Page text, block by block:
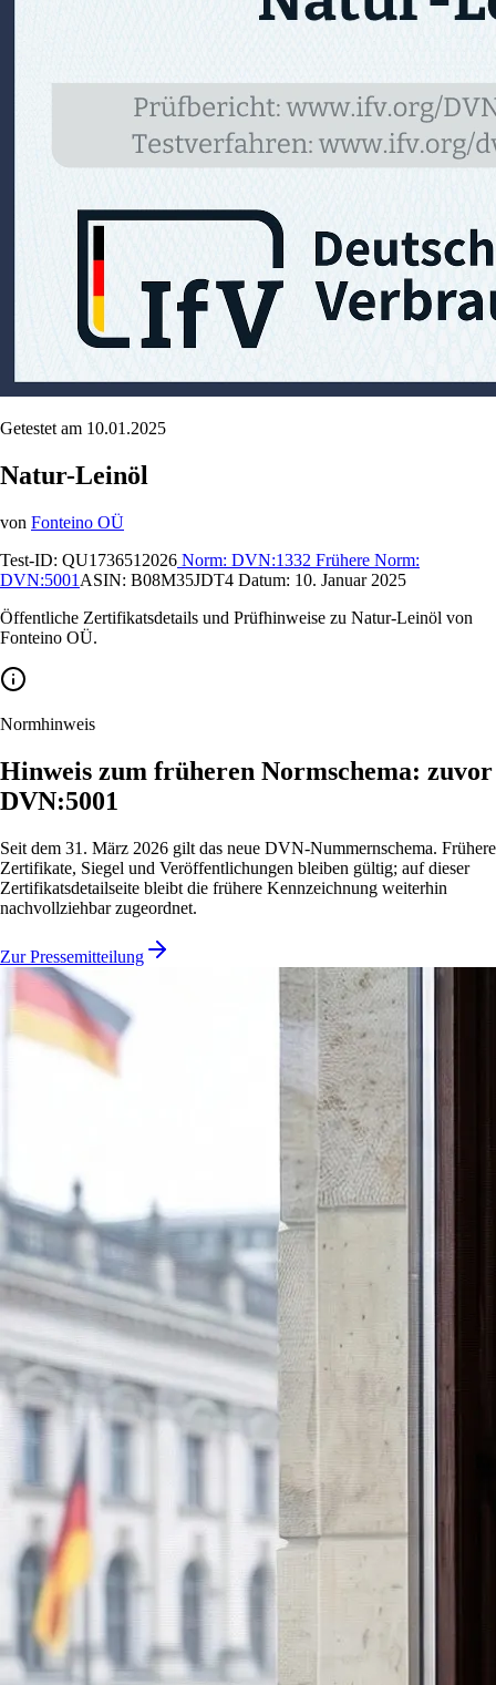
Getestet am 10.01.2025
Natur-Leinöl
von Fonteino OÜ
Test-ID: QU1736512026 Norm: DVN:1332 Frühere Norm:
DVN:5001 ASIN: B08M35JDT4 Datum: 10. Januar 2025
Öffentliche Zertifikatsdetails und Prüfhinweise zu Natur-Leinöl von
Fonteino OÜ.
Normhinweis
Hinweis zum früheren Normschema: zuvor
DVN:5001
Seit dem 31. März 2026 gilt das neue DVN-Nummernschema. Frühere
Zertifikate, Siegel und Veröffentlichungen bleiben gültig; auf dieser
Zertifikatsdetailseite bleibt die frühere Kennzeichnung weiterhin
nachvollziehbar zugeordnet.
Zur Pressemitteilung